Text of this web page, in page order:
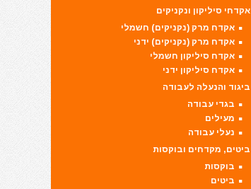
אקדחי סיליקון ונקניקים
אקדח מרק (נקניקים) חשמלי
אקדח מרק (נקניקים) ידני
אקדח סיליקון חשמלי
אקדח סיליקון ידני
ביגוד והנעלה לעבודה
בגדי עבודה
מעילים
נעלי עבודה
ביטים, מקדחים ובוקסות
בוקסות
ביטים